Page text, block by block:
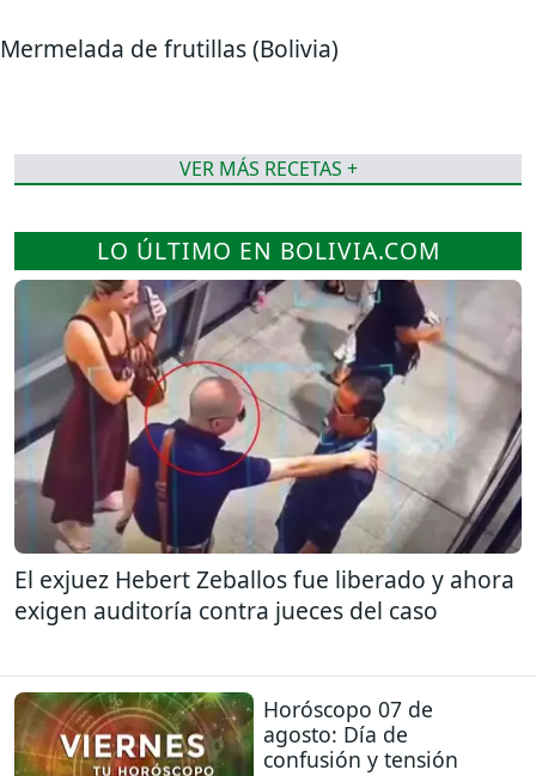
Mermelada de frutillas (Bolivia)
VER MÁS RECETAS +
LO ÚLTIMO EN BOLIVIA.COM
El exjuez Hebert Zeballos fue liberado y ahora
exigen auditoría contra jueces del caso
Horóscopo 07 de
agosto: Día de
confusión y tensión